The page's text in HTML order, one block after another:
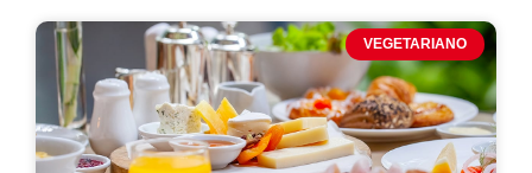
VEGETARIANO